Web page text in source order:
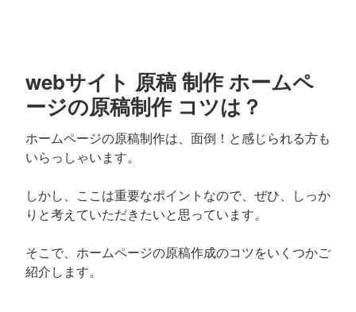
webサイト 原稿 制作 ホームペ
ージの原稿制作 コツは？
ホームページの原稿制作は、面倒！と感じられる方も
いらっしゃいます。
しかし、ここは重要なポイントなので、ぜひ、しっか
りと考えていただきたいと思っています。
そこで、ホームページの原稿作成のコツをいくつかご
紹介します。